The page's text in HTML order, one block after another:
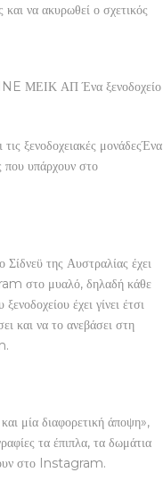
να ακυρωθεί ο σχετικός
ΜΕΙΚ ΑΠ Ένα ξενοδοχείο
ξενοδοχειακές μονάδεςΈνα
που υπάρχουν στο
της Αυστραλίας έχει
στο μυαλό, δηλαδή κάθε
έχει γίνει έτσι
και να το ανεβάσει στη
μία διαφορετική άποψη»,
τα έπιπλα, τα δωμάτια
στο Instagram.